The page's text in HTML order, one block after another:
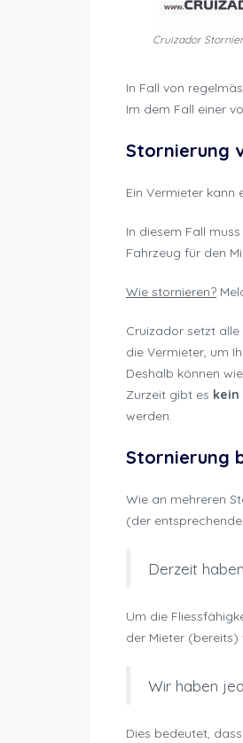
Cruizador
In Fall von
Im dem Fall einer
Stornierung
Ein Vermieter kann
In diesem Fall
Fahrzeug für den
Wie stornieren?
Cruizador setzt
die Vermieter, um
Deshalb können
Zurzeit gibt es
werden.
Stornierung
Wie an mehreren
(der
Derzeit
Um die
der Mieter (bereits)
Wir haben
Dies bedeutet,